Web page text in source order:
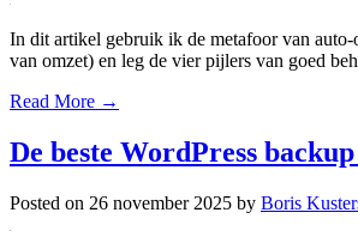
In dit artikel gebruik ik de metafoor van auto-
van omzet) en leg de vier pijlers van goed
Read More →
De beste WordPress
Posted on 26 november 2025 by Boris